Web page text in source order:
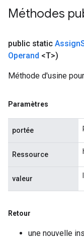
Méthodes
public static Assign
Operand <T>)
Méthode d'usine
Paramètres
portée
Ressource
valeur
Retour
une nouvelle